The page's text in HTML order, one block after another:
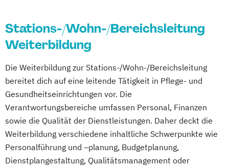
Pflegedienstleitung
Vertiefung und Wiederholung für
Wohnbereichsleitung
Wohnbereichsleiter
Qualifikation für Pflegerische Hilfskräfte
Qualitätsbeauftragter
Wohnbereichsleiter
Stations-/Wohn-/Bereichsleitung
Weiterbildung
Die Weiterbildung zur Stations-/Wohn-/Bereichsleitung
bereitet dich auf eine leitende Tätigkeit in Pflege- und
Gesundheitseinrichtungen vor. Die
Verantwortungsbereiche umfassen Personal, Finanzen
sowie die Qualität der Dienstleistungen. Daher deckt die
Weiterbildung verschiedene inhaltliche Schwerpunkte wie
Personalführung und –planung, Budgetplanung,
Dienstplangestaltung, Qualitätsmanagement oder